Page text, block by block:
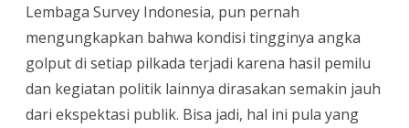
Lembaga Survey Indonesia, pun pernah
mengungkapkan bahwa kondisi tingginya angka
golput di setiap pilkada terjadi karena hasil pemilu
dan kegiatan politik lainnya dirasakan semakin jauh
dari ekspektasi publik. Bisa jadi, hal ini pula yang